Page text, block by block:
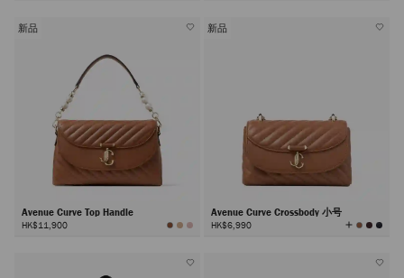
新品
Avenue Curve Top Handle
HK$11,900
新品
Avenue Curve Crossbody 小号
HK$6,990 查
看